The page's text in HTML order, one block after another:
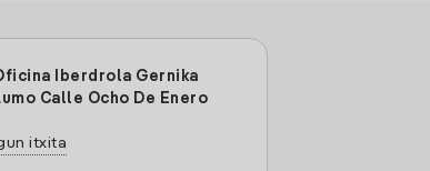
Iberdrola Gernika
Calle Ocho De Enero
itxita